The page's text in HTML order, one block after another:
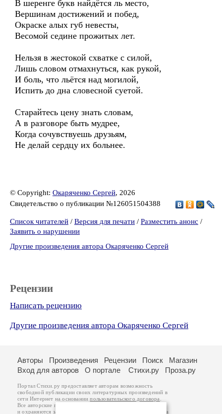
В шеренге букв найдётся ль место,
Вершинам достижений и побед,
Окраске алых губ невесты,
Весомой седине прожитых лет.
Нельзя в жестокой схватке с силой,
Лишь словом отмахнуться, как рукой,
И боль, что льётся над могилой,
Испить до дна словесной суетой.
Старайтесь цену знать словам,
А в разговоре быть мудрее,
Когда сочувствуешь друзьям,
Не делай сердцу их больнее.
© Copyright: Окаряченко Сергей, 2026
Свидетельство о публикации №126051504388
Список читателей / Версия для печати / Разместить анонс /
Заявить о нарушении
Другие произведения автора Окаряченко Сергей
Рецензии
Написать рецензию
Другие произведения автора Окаряченко Сергей
Авторы Произведения Рецензии Поиск
Магазин
Вход для авторов
О портале Стихи.ру Проза.ру
Портал Стихи.ру предоставляет авторам возможность
свободной публикации своих литературных произведений в
сети Интернет на основаниипользовательского договора
Все авторские права на произведения принадлежат авторам
и охраняются законом . Перепечатка произведений возможна